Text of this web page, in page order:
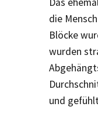
die
Blöcke
wurden
und